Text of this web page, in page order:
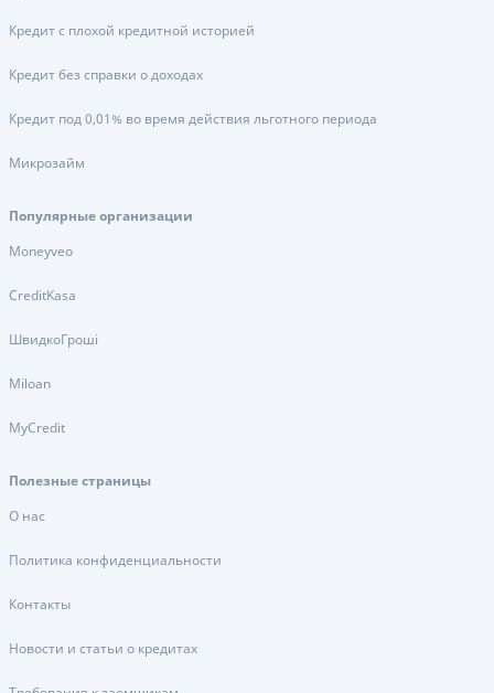
Кредит с плохой кредитной историей
Кредит без справки о доходах
Кредит под 0,01% во время действия льготного периода
Микрозайм
Популярные организации
Moneyveo
CreditKasa
ШвидкоГроші
Miloan
MyCredit
Полезные страницы
О нас
Политика конфиденциальности
Контакты
Новости и статьи о кредитах